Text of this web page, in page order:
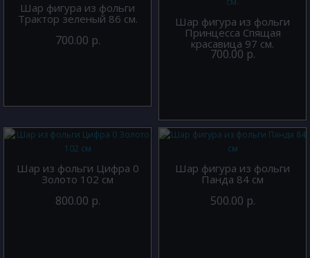
Шар фигура из фольги
Трактор зеленый 86 см.
700.00 р.
Шар фигура из фольги
Принцесса Спящая
красавица 97 см.
700.00 р.
Шар из фольги Цифра 0
Золото 102 см
800.00 р.
Шар фигура из фольги
Панда 84 см
500.00 р.